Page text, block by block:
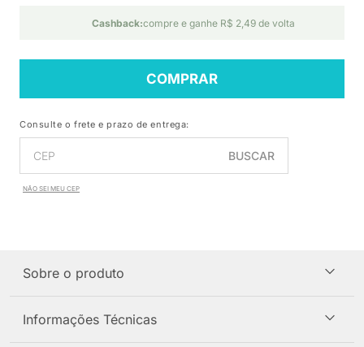
Cashback:compre e ganhe R$ 2,49 de volta
COMPRAR
Consulte o frete e prazo de entrega:
BUSCAR
NÃO SEI MEU CEP
Sobre o produto
Informações Técnicas